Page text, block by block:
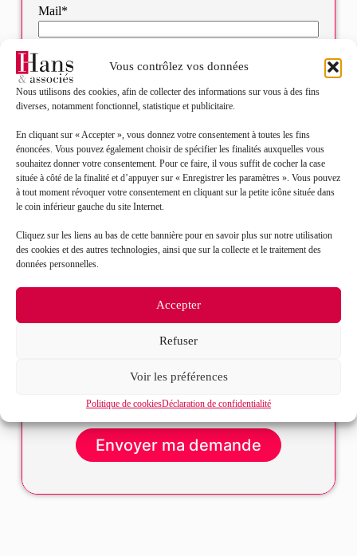
Vous contrôlez vos données
Nous utilisons des cookies, afin de collecter des informations sur vous à des fins
diverses, notamment fonctionnel, statistique et publicitaire.
En cliquant sur « Accepter », vous donnez votre consentement à toutes les fins
énoncées. Vous pouvez également choisir de spécifier les finalités auxquelles vous
souhaitez donner votre consentement. Pour ce faire, il vous suffit de cocher la case
située à côté de la finalité et d’appuyer sur « Enregistrer les paramètres ». Vous pouvez
à tout moment révoquer votre consentement en cliquant sur la petite icône située dans
le coin inférieur gauche du site Internet.
Cliquez sur les liens au bas de cette bannière pour en savoir plus sur notre utilisation
des cookies et des autres technologies, ainsi que sur la collecte et le traitement des
données personnelles.
Accepter
Refuser
Voir les préférences
Politique de cookiesDéclaration de confidentialité
Mail*
Objet de votre demande*
Sélectionnez votre bureau
Message*
J’accepte que mes données soient traitées en accord
d’utilisations’appliquent.